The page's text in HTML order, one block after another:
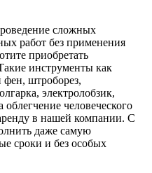
сложных
работ без применения
приобретать
инструменты как
фен, штроборез,
электролобзик,
человеческого
в нашей компании. С
даже самую
сроки и без особых